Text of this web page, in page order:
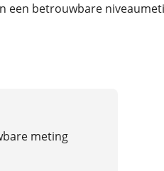
een betrouwbare
meting